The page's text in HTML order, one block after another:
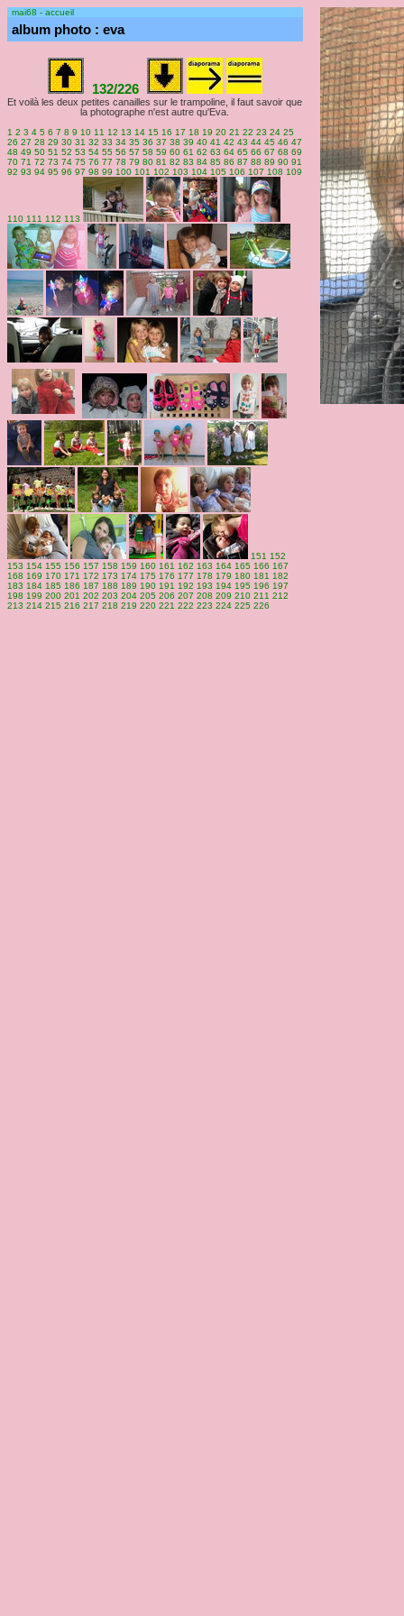
mai68 - accueil
album photo : eva
132/226
Et voilà les deux petites canailles sur le trampoline, il faut savoir que
la photographe n'est autre qu'Eva.
1 2 3 4 5 6 7 8 9 10 11 12 13 14 15 16 17 18 19 20 21 22 23 24 25
26 27 28 29 30 31 32 33 34 35 36 37 38 39 40 41 42 43 44 45 46 47
48 49 50 51 52 53 54 55 56 57 58 59 60 61 62 63 64 65 66 67 68 69
70 71 72 73 74 75 76 77 78 79 80 81 82 83 84 85 86 87 88 89 90 91
92 93 94 95 96 97 98 99 100 101 102 103 104 105 106 107 108 109
110 111 112 113
151 152
153 154 155 156 157 158 159 160 161 162 163 164 165 166 167
168 169 170 171 172 173 174 175 176 177 178 179 180 181 182
183 184 185 186 187 188 189 190 191 192 193 194 195 196 197
198 199 200 201 202 203 204 205 206 207 208 209 210 211 212
213 214 215 216 217 218 219 220 221 222 223 224 225 226